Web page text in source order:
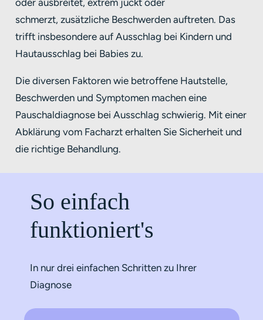
oder ausbreitet, extrem juckt oder
schmerzt, zusätzliche Beschwerden auftreten. Das
trifft insbesondere auf Ausschlag bei Kindern und
Hautausschlag bei Babies zu.
Die diversen Faktoren wie betroffene Hautstelle,
Beschwerden und Symptomen machen eine
Pauschaldiagnose bei Ausschlag schwierig. Mit einer
Abklärung vom Facharzt erhalten Sie Sicherheit und
die richtige Behandlung.
So einfach
funktioniert's
In nur drei einfachen Schritten zu Ihrer
Diagnose